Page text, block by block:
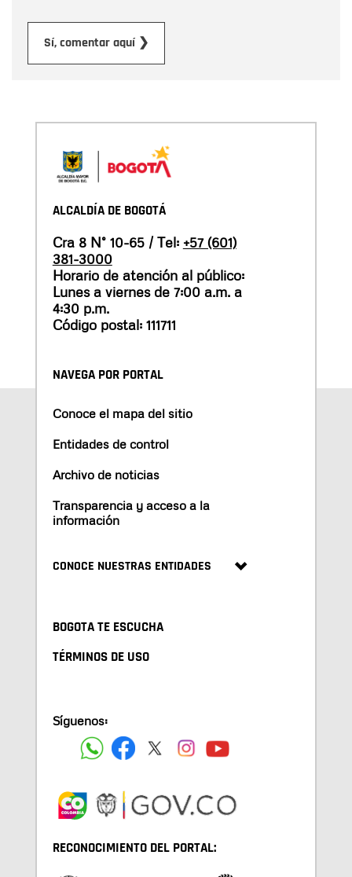
Sí, comentar aquí ❯
ALCALDÍA DE BOGOTÁ
Cra 8 N° 10-65 / Tel: +57 (601)
381-3000
Horario de atención al público:
Lunes a viernes de 7:00 a.m. a
4:30 p.m.
Código postal: 111711
NAVEGA POR PORTAL
Conoce el mapa del sitio
Entidades de control
Archivo de noticias
Transparencia y acceso a la
información
CONOCE NUESTRAS ENTIDADES
BOGOTA TE ESCUCHA
TÉRMINOS DE USO
Síguenos:
RECONOCIMIENTO DEL PORTAL: